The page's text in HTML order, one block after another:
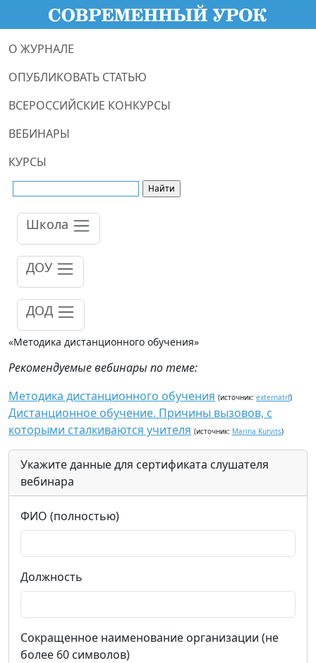
О ЖУРНАЛЕ
ОПУБЛИКОВАТЬ СТАТЬЮ
ВСЕРОССИЙСКИЕ КОНКУРСЫ
ВЕБИНАРЫ
КУРСЫ
Школа
ДОУ
ДОД
«Методика дистанционного обучения»
Рекомендуемые вебинары по теме:
Методика дистанционного обучения (источник: externatrf)
Дистанционное обучение. Причины вызовов, с
которыми сталкиваются учителя (источник: Marina Kurvits)
Укажите данные для сертификата слушателя
вебинара
ФИО (полностью)
Должность
Сокращенное наименование организации (не
более 60 символов)